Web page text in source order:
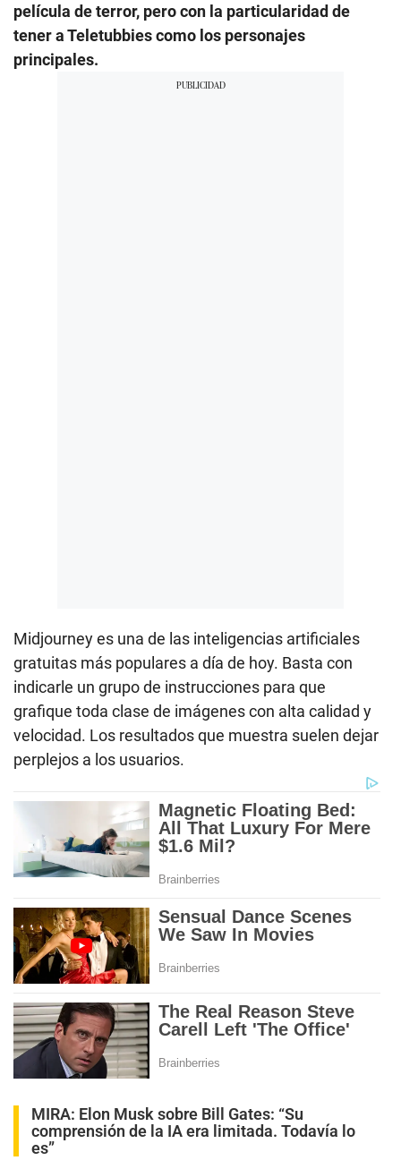
película de terror, pero con la particularidad de
tener a Teletubbies como los personajes
principales.
Midjourney es una de las inteligencias artificiales
gratuitas más populares a día de hoy. Basta con
indicarle un grupo de instrucciones para que
grafique toda clase de imágenes con alta calidad y
velocidad. Los resultados que muestra suelen dejar
perplejos a los usuarios.
MIRA: Elon Musk sobre Bill Gates: “Su
comprensión de la IA era limitada. Todavía lo
es”